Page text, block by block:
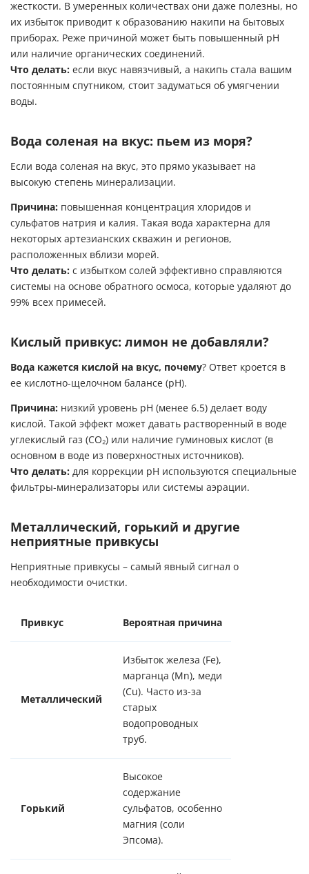
жесткости. В умеренных количествах они даже полезны, но
их избыток приводит к образованию накипи на бытовых
приборах. Реже причиной может быть повышенный pH
или наличие органических соединений.
Что делать: если вкус навязчивый, а накипь стала вашим
постоянным спутником, стоит задуматься об умягчении
воды.
Вода соленая на вкус: пьем из моря?
Если вода соленая на вкус, это прямо указывает на
высокую степень минерализации.
Причина: повышенная концентрация хлоридов и
сульфатов натрия и калия. Такая вода характерна для
некоторых артезианских скважин и регионов,
расположенных вблизи морей.
Что делать: с избытком солей эффективно справляются
системы на основе обратного осмоса, которые удаляют до
99% всех примесей.
Кислый привкус: лимон не добавляли?
Вода кажется кислой на вкус, почему? Ответ кроется в
ее кислотно-щелочном балансе (pH).
Причина: низкий уровень pH (менее 6.5) делает воду
кислой. Такой эффект может давать растворенный в воде
углекислый газ (CO₂) или наличие гуминовых кислот (в
основном в воде из поверхностных источников).
Что делать: для коррекции pH используются специальные
фильтры-минерализаторы или системы аэрации.
Металлический, горький и другие
неприятные привкусы
Неприятные привкусы – самый явный сигнал о
необходимости очистки.
Привкус Вероятная причина
Металлический
Избыток железа (Fe),
марганца (Mn), меди
(Cu). Часто из-за
старых
водопроводных
труб.
Горький
Высокое
содержание
сульфатов, особенно
магния (соли
Эпсома).